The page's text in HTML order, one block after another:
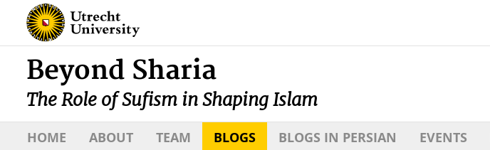
Beyond Sharia
The Role of Sufism in Shaping Islam
HOME ABOUT TEAM BLOGS BLOGS IN PERSIAN EVENTS